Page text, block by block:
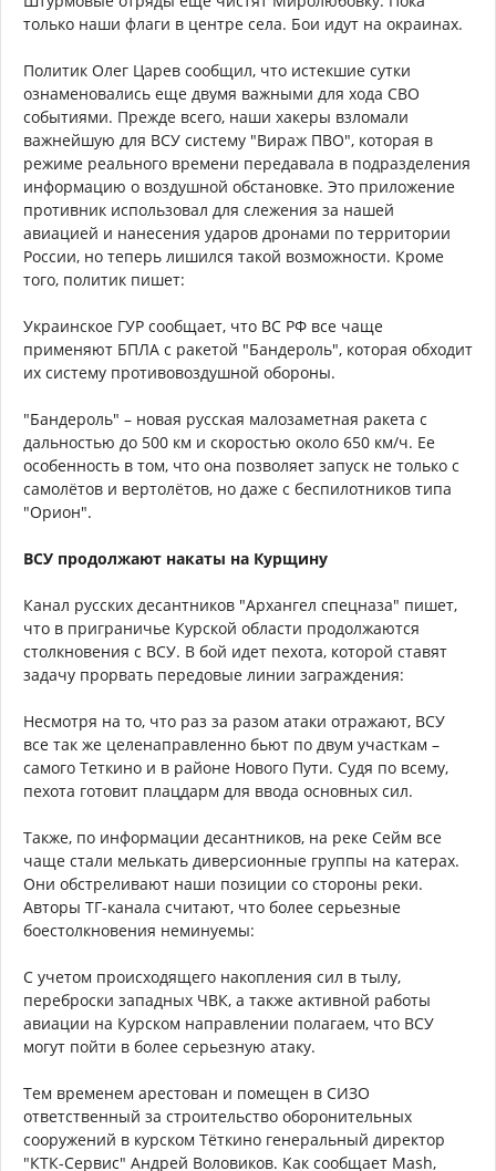
только наши флаги в центре села. Бои идут на окраинах.
Политик Олег Царев сообщил, что истекшие сутки
ознаменовались еще двумя важными для хода СВО
событиями. Прежде всего, наши хакеры взломали
важнейшую для ВСУ систему "Вираж ПВО", которая в
режиме реального времени передавала в подразделения
информацию о воздушной обстановке. Это приложение
противник использовал для слежения за нашей
авиацией и нанесения ударов дронами по территории
России, но теперь лишился такой возможности. Кроме
того, политик пишет:
Украинское ГУР сообщает, что ВС РФ все чаще
применяют БПЛА с ракетой "Бандероль", которая обходит
их систему противовоздушной обороны.
"Бандероль" – новая русская малозаметная ракета с
дальностью до 500 км и скоростью около 650 км/ч. Ее
особенность в том, что она позволяет запуск не только с
самолётов и вертолётов, но даже с беспилотников типа
"Орион".
ВСУ продолжают накаты на Курщину
Канал русских десантников "Архангел спецназа" пишет,
что в приграничье Курской области продолжаются
столкновения с ВСУ. В бой идет пехота, которой ставят
задачу прорвать передовые линии заграждения:
Несмотря на то, что раз за разом атаки отражают, ВСУ
все так же целенаправленно бьют по двум участкам –
самого Теткино и в районе Нового Пути. Судя по всему,
пехота готовит плацдарм для ввода основных сил.
Также, по информации десантников, на реке Сейм все
чаще стали мелькать диверсионные группы на катерах.
Они обстреливают наши позиции со стороны реки.
Авторы ТГ-канала считают, что более серьезные
боестолкновения неминуемы:
С учетом происходящего накопления сил в тылу,
переброски западных ЧВК, а также активной работы
авиации на Курском направлении полагаем, что ВСУ
могут пойти в более серьезную атаку.
Тем временем арестован и помещен в СИЗО
ответственный за строительство оборонительных
сооружений в курском Тёткино генеральный директор
"КТК-Сервис" Андрей Воловиков. Как сообщает Mash,